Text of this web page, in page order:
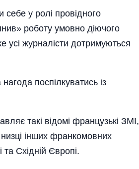
себе у ролі провідного
роботу умовно діючого
журналісти дотримую­ться
поспілкуватись із
такі відомі французькі ЗМІ,
інших франкомовних
Східній Європі.